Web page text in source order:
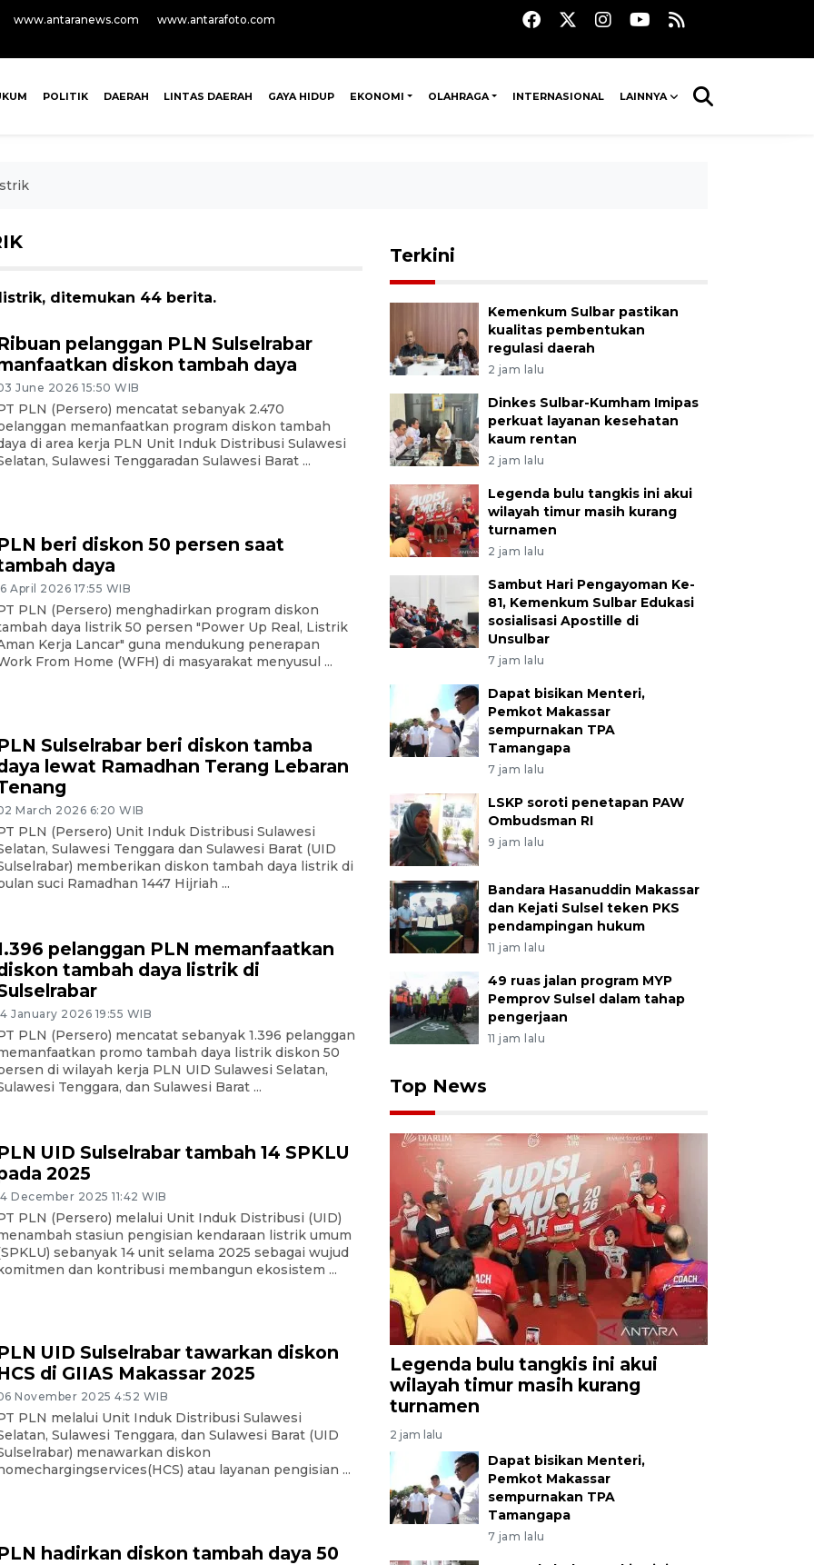
www.antaranews.com www.antarafoto.com
POLITIK DAERAH LINTAS DAERAH GAYA HIDUP EKONOMI OLAHRAGA INTERNASIONAL LAINNYA
ditemukan 44 berita.
pelanggan PLN Sulselrabar
diskon tambah daya
June 2026 15:50 WIB
PLN (Persero) mencatat sebanyak 2.470
memanfaatkan program diskon tambah
di area kerja PLN Unit Induk Distribusi Sulawesi
Sulawesi Tenggaradan Sulawesi Barat ...
beri diskon 50 persen saat
daya
April 2026 17:55 WIB
PLN (Persero) menghadirkan program diskon
daya listrik 50 persen "Power Up Real, Listrik
Kerja Lancar" guna mendukung penerapan
From Home (WFH) di masyarakat menyusul ...
Sulselrabar beri diskon tamba
lewat Ramadhan Terang Lebaran
March 2026 6:20 WIB
PLN (Persero) Unit Induk Distribusi Sulawesi
Sulawesi Tenggara dan Sulawesi Barat (UID
memberikan diskon tambah daya listrik di
suci Ramadhan 1447 Hijriah ...
pelanggan PLN memanfaatkan
tambah daya listrik di
January 2026 19:55 WIB
PLN (Persero) mencatat sebanyak 1.396 pelanggan
promo tambah daya listrik diskon 50
di wilayah kerja PLN UID Sulawesi Selatan,
Tenggara, dan Sulawesi Barat ...
UID Sulselrabar tambah 14 SPKLU
2025
December 2025 11:42 WIB
PLN (Persero) melalui Unit Induk Distribusi (UID)
stasiun pengisian kendaraan listrik umum
sebanyak 14 unit selama 2025 sebagai wujud
dan kontribusi membangun ekosistem ...
UID Sulselrabar tawarkan diskon
di GIIAS Makassar 2025
November 2025 4:52 WIB
PLN melalui Unit Induk Distribusi Sulawesi
Sulawesi Tenggara, dan Sulawesi Barat (UID
menawarkan diskon
atau layanan pengisian ...
hadirkan diskon tambah daya 50
Terkini
Kemenkum Sulbar pastikan
kualitas pembentukan
regulasi daerah
2 jam lalu
Dinkes Sulbar-Kumham Imipas
perkuat layanan kesehatan
kaum rentan
2 jam lalu
Legenda bulu tangkis ini akui
wilayah timur masih kurang
turnamen
2 jam lalu
Sambut Hari Pengayoman Ke-
81, Kemenkum Sulbar Edukasi
sosialisasi Apostille di
Unsulbar
7 jam lalu
Dapat bisikan Menteri,
Pemkot Makassar
sempurnakan TPA
Tamangapa
7 jam lalu
LSKP soroti penetapan PAW
Ombudsman RI
9 jam lalu
Bandara Hasanuddin Makassar
dan Kejati Sulsel teken PKS
pendampingan hukum
11 jam lalu
49 ruas jalan program MYP
Pemprov Sulsel dalam tahap
pengerjaan
11 jam lalu
Top News
Legenda bulu tangkis ini akui
wilayah timur masih kurang
turnamen
2 jam lalu
Dapat bisikan Menteri,
Pemkot Makassar
sempurnakan TPA
Tamangapa
7 jam lalu